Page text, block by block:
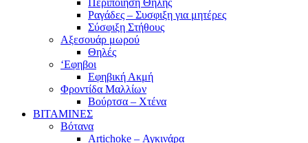
Περιποίηση Θηλής
Ραγάδες – Συσφιξη για μητέρες
Σύσφιξη Στήθους
Αξεσουάρ μωρού
Θηλές
‘Εφηβοι
Εφηβική Ακμή
Φροντίδα Μαλλίων
Βούρτσα – Χτένα
ΒΙΤΑΜΙΝΕΣ
Βότανα
Artichoke – Αγκινάρα